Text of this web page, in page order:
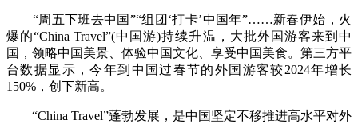
“周五下班去中国”“组团‘打卡’中国年”……新春伊始，火
爆的“China Travel”(中国游)持续升温，大批外国游客来到中
国，领略中国美景、体验中国文化、享受中国美食。第三方平
台数据显示，今年到中国过春节的外国游客较2024年增长
150%，创下新高。
“China Travel”蓬勃发展，是中国坚定不移推进高水平对外